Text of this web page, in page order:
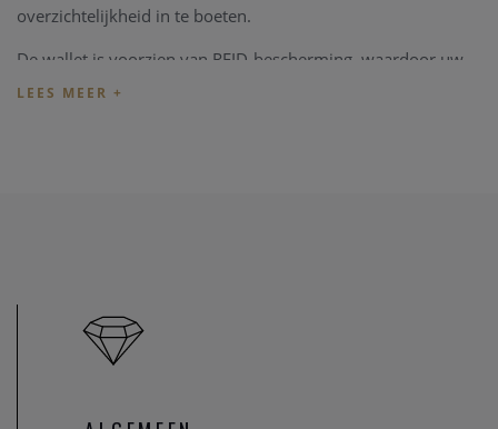
overzichtelijkheid in te boeten.
De wallet is voorzien van RFID-bescherming, waardoor uw
kaarten beschermd zijn tegen ongewenst uitlezen. De
biedt de Envelope Wallet voldoende ruimte voor muntgeld,
visitekaartjes, bonnetjes en persoonlijke items zoals een